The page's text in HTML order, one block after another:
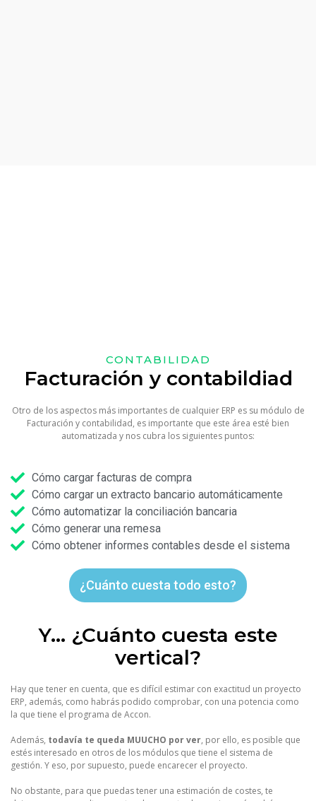
CONTABILIDAD
Facturación y contabildiad
Otro de los aspectos más importantes de cualquier ERP es su módulo de
Facturación y contabilidad, es importante que este área esté bien
automatizada y nos cubra los siguientes puntos:
Cómo cargar facturas de compra
Cómo cargar un extracto bancario automáticamente
Cómo automatizar la conciliación bancaria
Cómo generar una remesa
Cómo obtener informes contables desde el sistema
¿Cuánto cuesta todo esto?
Y... ¿Cuánto cuesta este
vertical?
Hay que tener en cuenta, que es difícil estimar con exactitud un proyecto
ERP, además, como habrás podido comprobar, con una potencia como
la que tiene el programa de Accon.
Además, todavía te queda MUUCHO por ver, por ello, es posible que
estés interesado en otros de los módulos que tiene el sistema de
gestión. Y eso, por supuesto, puede encarecer el proyecto.
No obstante, para que puedas tener una estimación de costes, te